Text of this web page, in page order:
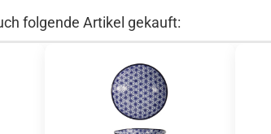
folgende Artikel gekauft: